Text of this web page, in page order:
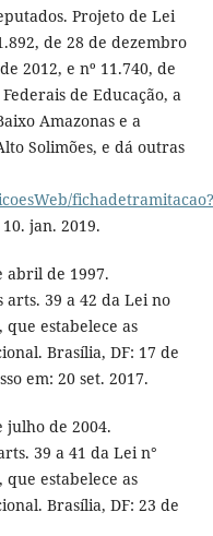
Projeto de Lei
de 28 de dezembro
2012, e nº 11.740, de
de Educação, a
Amazonas e a
Solimões, e dá outras
fichadetramitacao?
jan. 2019.
abril de 1997.
arts. 39 a 42 da Lei no
estabelece as
Brasília, DF: 17 de
em: 20 set. 2017.
julho de 2004.
39 a 41 da Lei n°
estabelece as
Brasília, DF: 23 de